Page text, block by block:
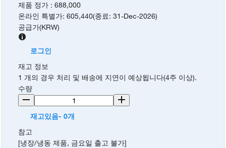
제품 정가 :688,000
온라인 특별가:605,440(종료:31-Dec-2026)
공급가(KRW)
로그인
재고 정보
1 개의 경우 처리 및 배송에 지연이 예상됩니다(4주 이상).
수량
재고있음- 0개
참고
[냉장/냉동 제품, 금요일 출고 불가]